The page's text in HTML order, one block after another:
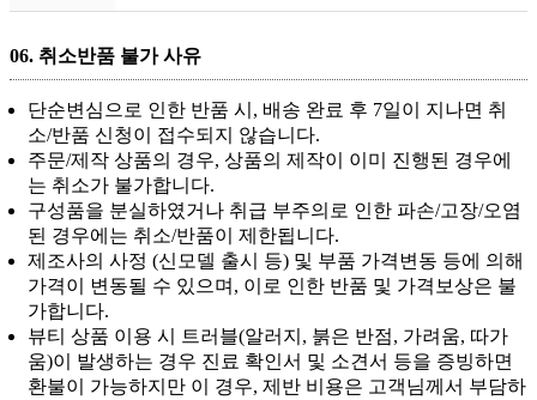
06. 취소반품 불가 사유
단순변심으로 인한 반품 시, 배송 완료 후 7일이 지나면 취
소/반품 신청이 접수되지 않습니다.
주문/제작 상품의 경우, 상품의 제작이 이미 진행된 경우에
는 취소가 불가합니다.
구성품을 분실하였거나 취급 부주의로 인한 파손/고장/오염
된 경우에는 취소/반품이 제한됩니다.
제조사의 사정 (신모델 출시 등) 및 부품 가격변동 등에 의해
가격이 변동될 수 있으며, 이로 인한 반품 및 가격보상은 불
가합니다.
뷰티 상품 이용 시 트러블(알러지, 붉은 반점, 가려움, 따가
움)이 발생하는 경우 진료 확인서 및 소견서 등을 증빙하면
환불이 가능하지만 이 경우, 제반 비용은 고객님께서 부담하